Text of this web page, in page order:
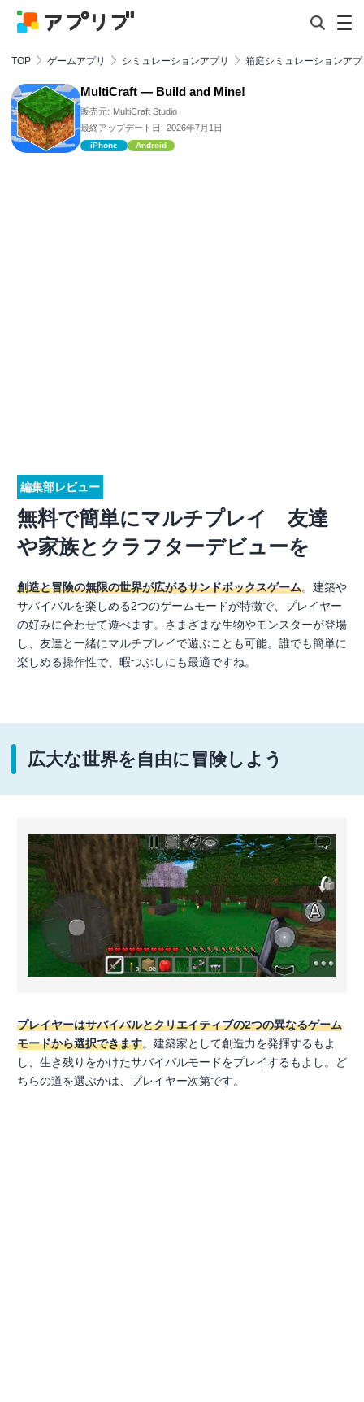
TOP ゲームアプリ シミュレーションアプリ 箱庭シミュレーションア
MultiCraft — Build and Mine!
販売元: MultiCraft Studio
最終アップデート日: 2026年7月1日
iPhone Android
編集部レビュー
無料で簡単にマルチプレイ 友達
や家族とクラフターデビューを
創造と冒険の無限の世界が広がるサンドボックスゲーム。建築や
サバイバルを楽しめる2つのゲームモードが特徴で、プレイヤー
の好みに合わせて遊べます。さまざまな生物やモンスターが登場
し、友達と一緒にマルチプレイで遊ぶことも可能。誰でも簡単に
楽しめる操作性で、暇つぶしにも最適ですね。
広大な世界を自由に冒険しよう
プレイヤーはサバイバルとクリエイティブの2つの異なるゲーム
モードから選択できます。建築家として創造力を発揮するもよ
し、生き残りをかけたサバイバルモードをプレイするもよし。ど
ちらの道を選ぶかは、プレイヤー次第です。